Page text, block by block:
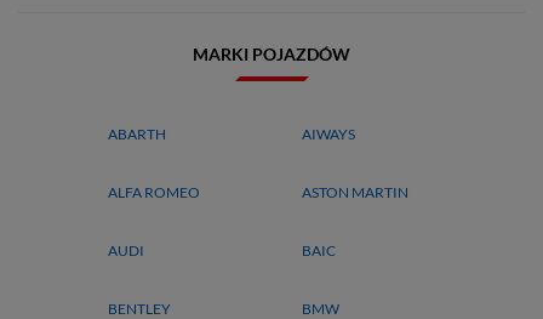
MARKI POJAZDÓW
ABARTH AIWAYS
ALFA ROMEO ASTON MARTIN
AUDI BAIC
BENTLEY BMW